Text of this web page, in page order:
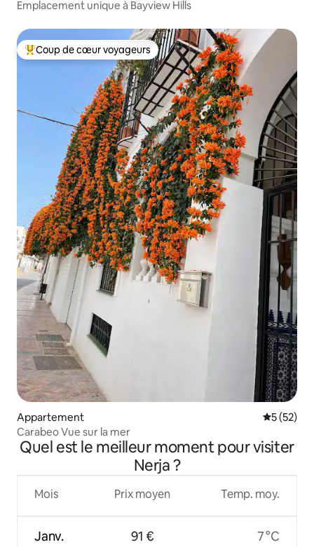
Emplacement unique à Bayview Hills
Coups de cœur voyageurs les plus appréciés
Coup de cœur voyageurs
Appartement
5 (52)
Carabeo Vue sur la mer
Quel est le meilleur moment pour visiter
Nerja ?
Mois
Janv.
Prix moyen
91 €
Temp. moy.
7 °C